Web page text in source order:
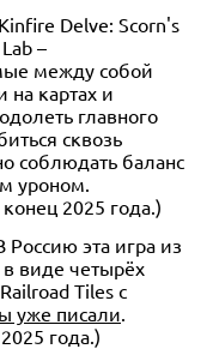
Delve: Scorn's
–
между собой
на картах и
главного
сквозь
соблюдать баланс
уроном.
2025 года.)
эта игра из
в виде четырёх
Tiles с
уже писали.
года.)